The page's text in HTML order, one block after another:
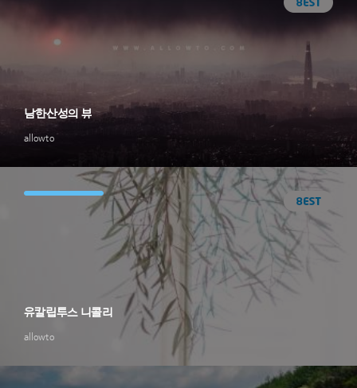
allowto
남한산성의 뷰
allowto
유칼립투스 니콜리